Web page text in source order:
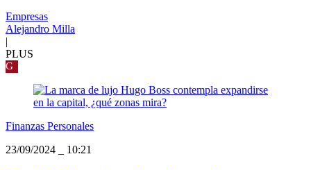
Empresas
Alejandro Milla
|
PLUS
G
Finanzas Personales
23/09/2024
10:21